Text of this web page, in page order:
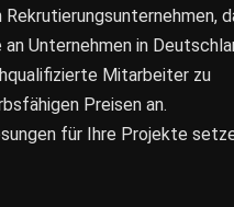
Rekrutierungsunternehmen,
Unternehmen in
Mitarbeiter zu
Preisen an.
für Ihre Projekte